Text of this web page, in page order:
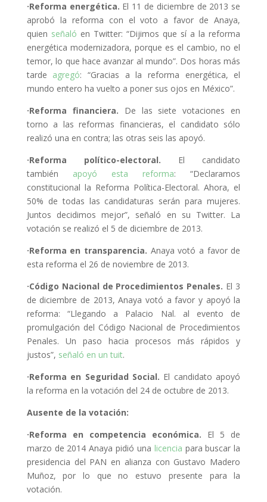
·Reforma energética. El 11 de diciembre de 2013 se
aprobó la reforma con el voto a favor de Anaya,
quien señaló en Twitter: “Dijimos que sí a la reforma
energética modernizadora, porque es el cambio, no el
temor, lo que hace avanzar al mundo”. Dos horas más
tarde agregó: “Gracias a la reforma energética, el
mundo entero ha vuelto a poner sus ojos en México”.
·Reforma financiera. De las siete votaciones en
torno a las reformas financieras, el candidato sólo
realizó una en contra; las otras seis las apoyó.
·Reforma político-electoral. El candidato
también apoyó esta reforma: “Declaramos
constitucional la Reforma Política-Electoral. Ahora, el
50% de todas las candidaturas serán para mujeres.
Juntos decidimos mejor”, señaló en su Twitter. La
votación se realizó el 5 de diciembre de 2013.
·Reforma en transparencia. Anaya votó a favor de
esta reforma el 26 de noviembre de 2013.
·Código Nacional de Procedimientos Penales. El 3
de diciembre de 2013, Anaya votó a favor y apoyó la
reforma: “Llegando a Palacio Nal. al evento de
promulgación del Código Nacional de Procedimientos
Penales. Un paso hacia procesos más rápidos y
justos”, señaló en un tuit.
·Reforma en Seguridad Social. El candidato apoyó
la reforma en la votación del 24 de octubre de 2013.
Ausente de la votación:
·Reforma en competencia económica. El 5 de
marzo de 2014 Anaya pidió una licencia para buscar la
presidencia del PAN en alianza con Gustavo Madero
Muñoz, por lo que no estuvo presente para la
votación.